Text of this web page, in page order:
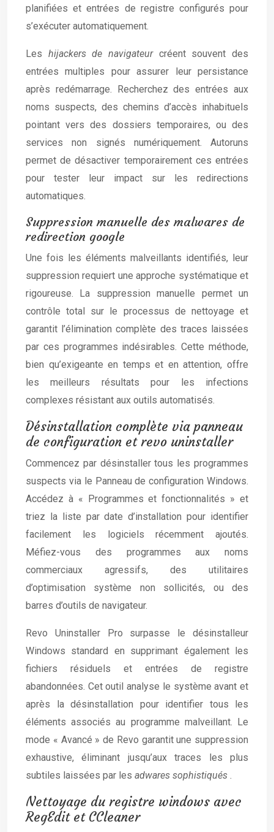
planifiées et entrées de registre configurés pour
s’exécuter automatiquement.
Les hijackers de navigateur créent souvent des
entrées multiples pour assurer leur persistance
après redémarrage. Recherchez des entrées aux
noms suspects, des chemins d’accès inhabituels
pointant vers des dossiers temporaires, ou des
services non signés numériquement. Autoruns
permet de désactiver temporairement ces entrées
pour tester leur impact sur les redirections
automatiques.
Suppression manuelle des malwares de
redirection google
Une fois les éléments malveillants identifiés, leur
suppression requiert une approche systématique et
rigoureuse. La suppression manuelle permet un
contrôle total sur le processus de nettoyage et
garantit l’élimination complète des traces laissées
par ces programmes indésirables. Cette méthode,
bien qu’exigeante en temps et en attention, offre
les meilleurs résultats pour les infections
complexes résistant aux outils automatisés.
Désinstallation complète via panneau
de configuration et revo uninstaller
Commencez par désinstaller tous les programmes
suspects via le Panneau de configuration Windows.
Accédez à « Programmes et fonctionnalités » et
triez la liste par date d’installation pour identifier
facilement les logiciels récemment ajoutés.
Méfiez-vous des programmes aux noms
commerciaux agressifs, des utilitaires
d’optimisation système non sollicités, ou des
barres d’outils de navigateur.
Revo Uninstaller Pro surpasse le désinstalleur
Windows standard en supprimant également les
fichiers résiduels et entrées de registre
abandonnées. Cet outil analyse le système avant et
après la désinstallation pour identifier tous les
éléments associés au programme malveillant. Le
mode « Avancé » de Revo garantit une suppression
exhaustive, éliminant jusqu’aux traces les plus
subtiles laissées par les adwares sophistiqués .
Nettoyage du registre windows avec
RegEdit et CCleaner